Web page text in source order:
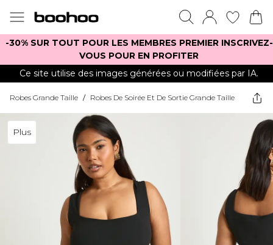
-30% SUR TOUT POUR LES MEMBRES PREMIER INSCRIVEZ-
VOUS POUR EN PROFITER
Ce site utilise des images générées ou modifiées par IA.
Robes Grande Taille / Robes De Soirée Et De Sortie Grande Taille
Plus